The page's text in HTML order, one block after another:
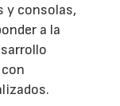
y consolas,
a la